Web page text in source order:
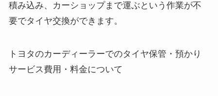
積み込み、カーショップまで運ぶという作業が不
要でタイヤ交換ができます。
トヨタのカーディーラーでのタイヤ保管・預かり
サービス費用・料金について